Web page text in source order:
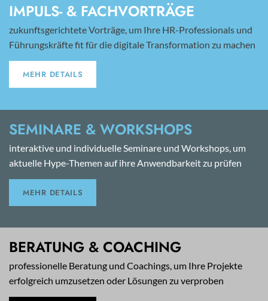
IMPULS- & FACHVORTRÄGE
zukunftsgerichtete Vorträge, um Ihre HR-Professionals und
Führungskräfte fit für die digitale Transformation zu machen
MEHR DETAILS
SEMINARE & WORKSHOPS
interaktive und individuelle Seminare und Workshops, um
aktuelle Hype-Themen auf ihre Anwendbarkeit zu prüfen
MEHR DETAILS
BERATUNG & COACHING
professionelle Beratung und Coachings, um Ihre Projekte
erfolgreich umzusetzen oder Lösungen zu verproben